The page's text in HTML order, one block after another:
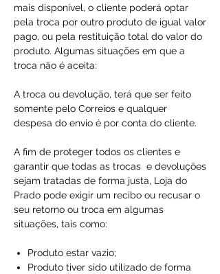
mais disponível, o cliente poderá optar
pela troca por outro produto de igual valor
pago, ou pela restituição total do valor do
produto. Algumas situações em que a
troca não é aceita:
A troca ou devolução, terá que ser feito
somente pelo Correios e qualquer
despesa do envio é por conta do cliente.
A fim de proteger todos os clientes e
garantir que todas as trocas e devoluções
sejam tratadas de forma justa, Loja do
Prado pode exigir um recibo ou recusar o
seu retorno ou troca em algumas
situações, tais como:
Produto estar vazio;
Produto tiver sido utilizado de forma